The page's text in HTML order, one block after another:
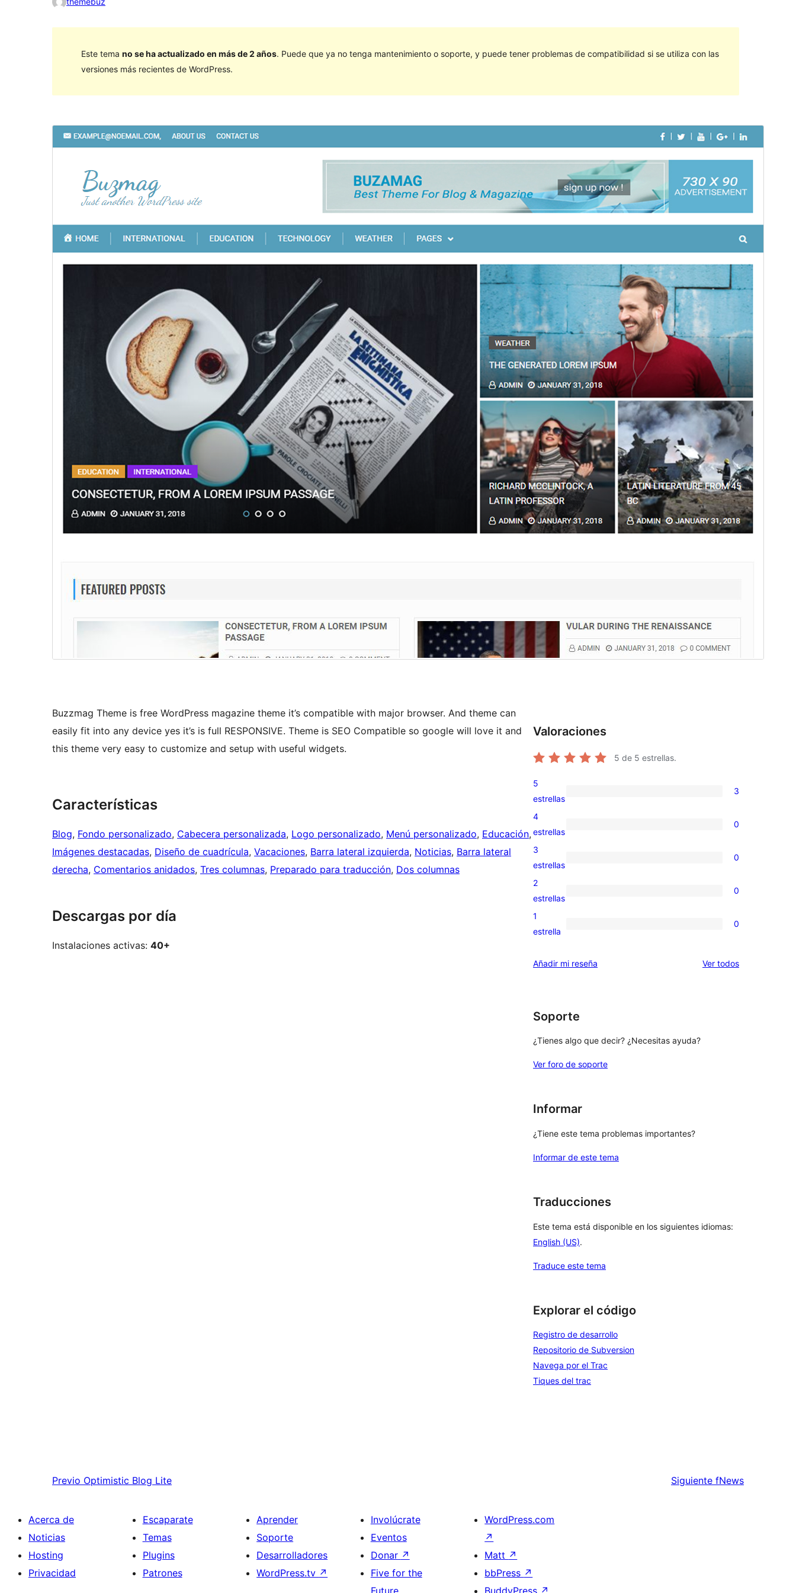
Este tema no se ha actualizado en más de 2 años. Puede que ya no tenga mantenimiento o soporte, y puede tener problemas de compatibilidad si se utiliza con las
versiones más recientes de WordPress.
Versión
1.0.4
Última actualización
Instalaciones activas
40+
Página de inicio del tema
Buzzmag Theme is free WordPress magazine theme it’s compatible with major browser. And theme can
easily fit into any device yes it’s is full RESPONSIVE. Theme is SEO Compatible so google will love it and
this theme very easy to customize and setup with useful widgets.
Características
Blog, Fondo personalizado, Cabecera personalizada, Logo personalizado, Menú personalizado, Educación ,
Imágenes destacadas, Diseño de cuadrícula, Vacaciones, Barra lateral izquierda, Noticias, Barra lateral
derecha, Comentarios anidados, Tres columnas, Preparado para traducción, Dos columnas
Descargas por día
Instalaciones activas: 40+
Valoraciones
5 de 5 estrellas.
3
valoraciones
de
5
estrellas
3
0
valoraciones
de
4
estrellas
0
0
valoraciones
de
3
estrellas
0
0
valoraciones
de
estrellas
2
estrellas
0
0
de
1
estrella
0
Añadir mi reseña Ver todoslos
Soporte
¿Tienes algo que decir? ¿Necesitas ayuda?
Ver foro de soporte
Informar
¿Tiene este tema problemas importantes?
Informar de este tema
Traducciones
Este tema está disponible en los siguientes idiomas:
English (US).
Traduce este tema
Explorar el código
Registro de desarrollo
Repositorio de Subversion
Navega por el Trac
Tiques del trac
Previo Optimistic Blog Lite Siguiente fNews
Acerca de
Noticias
Hosting
Privacidad
Escaparate
Temas
Plugins
Patrones
Aprender
Soporte
Desarrolladores
WordPress.tv ↗
Involúcrate
Eventos
Donar ↗
Five for the
WordPress.com
↗
Matt ↗
bbPress ↗